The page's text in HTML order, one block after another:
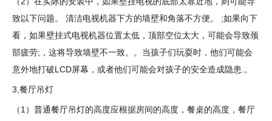
致以下问题。 清洁电视机器下方的墙壁和角落不方便。 ;如果向下
看，如果壁挂式电视机器位置太低，顶部空位太大，可能会导致颈
部疲劳;，这将导致墙壁不一致。。当孩子们玩耍时，他们可能会
意外地打破LCD屏幕，或者他们可能会对孩子的安全造成隐患.。
3,餐厅吊灯
（1）普通餐厅吊灯的高度应根据房间的高度，餐桌的高度，餐厅